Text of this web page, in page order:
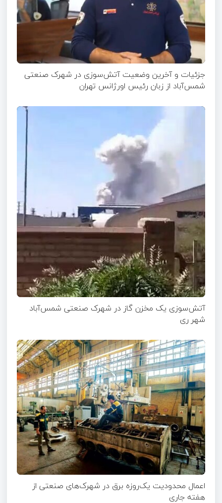
جزئیات و آخرین وضعیت آتش‌سوزی در شهرک صنعتی
شمس‌آباد از زبان رئیس اورژانس تهران
آتش‌سوزی یک مخزن گاز در شهرک صنعتی شمس‌آباد
شهر ری
اعمال محدودیت یک‌روزه برق در شهرک‌های صنعتی از
هفته جاری